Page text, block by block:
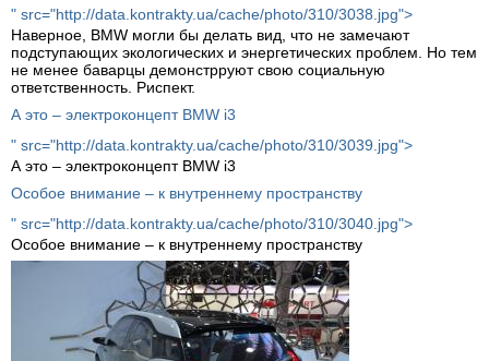
" src="http://data.kontrakty.ua/cache/photo/310/3038.jpg">
Наверное, BMW могли бы делать вид, что не замечают
подступающих экологических и энергетических проблем. Но тем
не менее баварцы демонстрруют свою социальную
ответственность. Риспект.
А это – электроконцепт BMW i3
" src="http://data.kontrakty.ua/cache/photo/310/3039.jpg">
А это – электроконцепт BMW i3
Особое внимание – к внутреннему пространству
" src="http://data.kontrakty.ua/cache/photo/310/3040.jpg">
Особое внимание – к внутреннему пространству